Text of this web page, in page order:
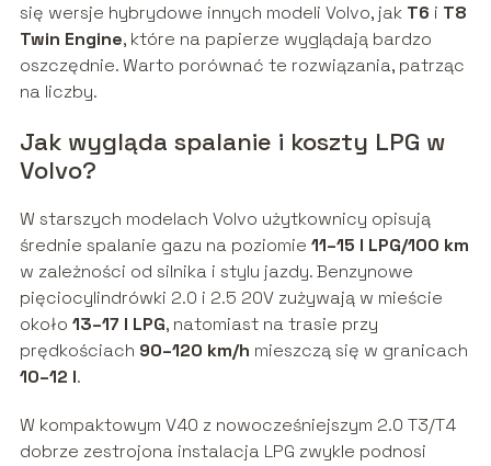
się wersje hybrydowe innych modeli Volvo, jak T6 i T8
Twin Engine, które na papierze wyglądają bardzo
oszczędnie. Warto porównać te rozwiązania, patrząc
na liczby.
Jak wygląda spalanie i koszty LPG w
Volvo?
W starszych modelach Volvo użytkownicy opisują
średnie spalanie gazu na poziomie 11–15 l LPG/100 km
w zależności od silnika i stylu jazdy. Benzynowe
pięciocylindrówki 2.0 i 2.5 20V zużywają w mieście
około 13–17 l LPG, natomiast na trasie przy
prędkościach 90–120 km/h mieszczą się w granicach
10–12 l.
W kompaktowym V40 z nowocześniejszym 2.0 T3/T4
dobrze zestrojona instalacja LPG zwykle podnosi